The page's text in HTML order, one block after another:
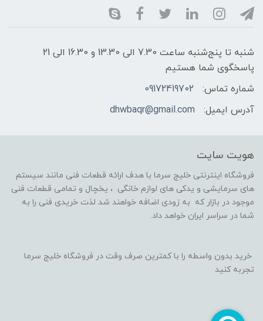
شنبه تا پنج‌شنبه ساعت 7.30 الی 13.30 و 16.30 الی 21
پاسخگوی شما هستیم
شماره تماس:
09172419702
آدرس ایمیل:
dhwbaqr@gmail.com
هویت سایت
فروشگاه اینترنتی خلیج سرما با هدف ارائه قطعات فنی مانند سیستم
های سرمایشی و یدکی های لوازم خانگی ، یخچال و تمامی قطعات فنی
موجود در بازار که به زودی اضافه خواهند شد لذت خریدی فنی را به
شما در سراسر ایران خواهد داد.
خرید بدون واسطه را با کمترین صرف وقت در فروشگاه خلیج سرما
تجربه کنید